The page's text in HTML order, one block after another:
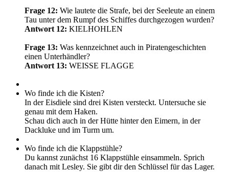
Frage 12: Wie lautete die Strafe, bei der Seeleute an einem
Tau unter dem Rumpf des Schiffes durchgezogen wurden?
Antwort 12: KIELHOHLEN
Frage 13: Was kennzeichnet auch in Piratengeschichten
einen Unterhändler?
Antwort 13: WEISSE FLAGGE
Wo finde ich die Kisten?
In der Eisdiele sind drei Kisten versteckt. Untersuche sie
genau mit dem Haken.
Schau dich auch in der Hütte hinter den Eimern, in der
Dackluke und im Turm um.
Wo finde ich die Klappstühle?
Du kannst zunächst 16 Klappstühle einsammeln. Sprich
danach mit Lesley. Sie gibt dir den Schlüssel für das Lager.